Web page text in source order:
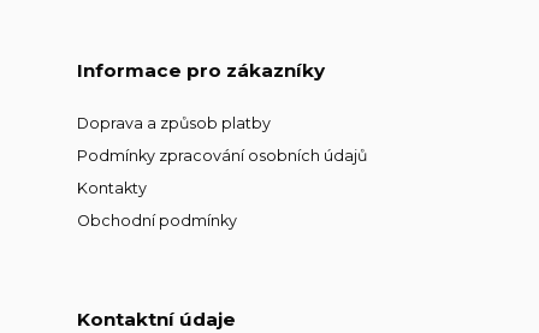
Informace pro zákazníky
Doprava a způsob platby
Podmínky zpracování osobních údajů
Kontakty
Obchodní podmínky
Kontaktní údaje